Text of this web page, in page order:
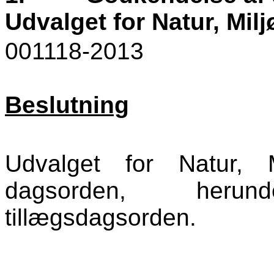
Udvalget for Natur,
001118-2013
Beslutning
Udvalget for Natur,
dagsorden,
tillægsdagsorden.